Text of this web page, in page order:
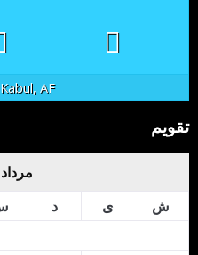
Kabul, AF
climate ▸
تقویم
مرداد ۱۴۰۵
ش
ی د